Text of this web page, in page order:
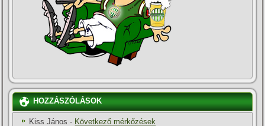
HOZZÁSZÓLÁSOK
Kiss János - Következő mérkőzések